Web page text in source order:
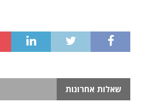
שאלות אחרונות